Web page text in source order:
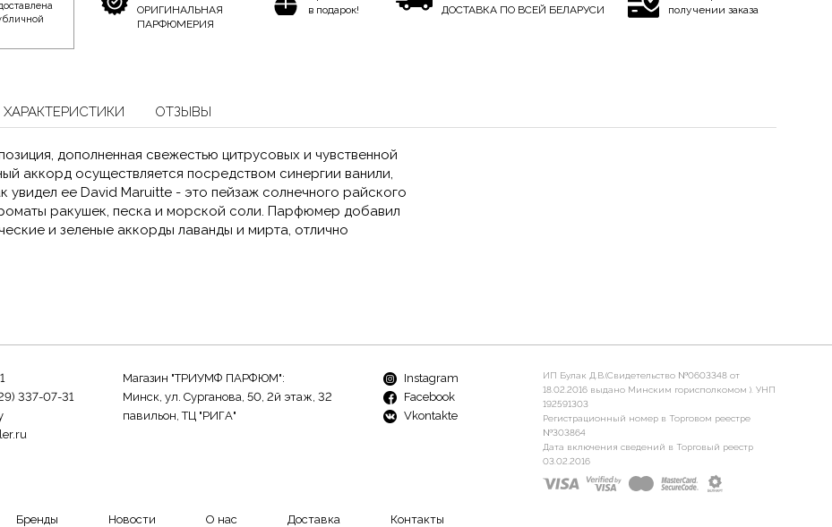
ОРИГИНАЛЬНАЯ
ПАРФЮМЕРИЯ
в подарок!
ДОСТАВКА ПО ВСЕЙ БЕЛАРУСИ
получении заказа
ХАРАКТЕРИСТИКИ ОТЗЫВЫ
дополненная свежестью цитрусовых и чувственной
аккорд осуществляется посредством синергии ванили,
увидел ее David Maruitte - это пейзаж солнечного райского
ракушек, песка и морской соли. Парфюмер добавил
и зеленые аккорды лаванды и мирта, отлично
337-07-31
Магазин "ТРИУМФ ПАРФЮМ":
Минск, ул. Сурганова, 50, 2й этаж, 32
павильон, ТЦ "РИГА"
Instagram
Facebook
Vkontakte
ИП Булак Д.В.(Свидетельство №0603348 от
18.02.2016 выдано Минским горисполкомом ). УНП
192591303
Регистрационный номер в Торговом реестре
№303864
Дата включения сведений в Торговый реестр
03.02.2016
Бренды Новости О нас Доставка Контакты